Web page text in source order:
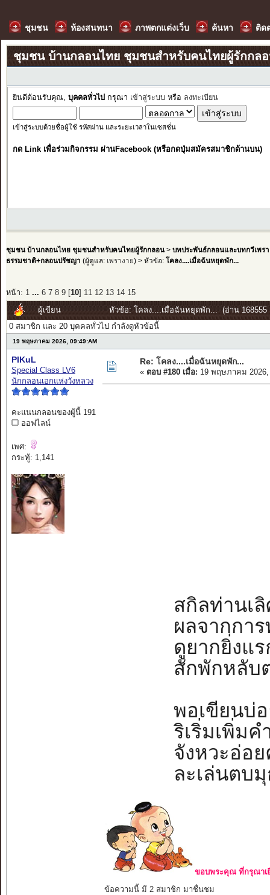
ชุมชน ห้องสนทนา ภาพตกแต่งเว็บ ค้นหา ติด
ชุมชน บ้านกลอนไทย ชุมชนสำหรับคนไทยผู้รักกล
ยินดีต้อนรับคุณ, บุคคลทั่วไป กรุณา เข้าสู่ระบบ หรือ ลงทะเบียน
เข้าสู่ระบบด้วยชื่อผู้ใช้ รหัสผ่าน และระยะเวลาในเซสชั่น
กด Link เพื่อร่วมกิจกรรม ผ่านFacebook (หรือกดปุ่มสมัครสมาชิกด้านบน)
ชุมชน บ้านกลอนไทย ชุมชนสำหรับคนไทยผู้รักกลอน> บทประพันธ์กลอนและบทกวีเพรา
ธรรมชาติ+กลอนปรัชญา (ผู้ดูแล: เพรางาย) > หัวข้อ: โคลง....เมื่อฉันหยุดพัก...
หน้า: 1 ... 6 7 8 9[ 10] 11 12 13 14 15
ผู้เขียน
หัวข้อ: โคลง....เมื่อฉันหยุดพัก... (อ่าน 168555
0 สมาชิก และ 20 บุคคลทั่วไป กำลังดูหัวข้อนี้
19 พฤษภาคม 2026, 09:49:AM
PIKuL
Special Class LV6
นักกลอนเอกแห่งวังหลวง
คะแนนกลอนของผู้นี้ 191
ออฟไลน์
เพศ:
กระทู้: 1,141
Re: โคลง....เมื่อฉันหยุดพัก...
« ตอบ #180 เมื่อ: 19 พฤษภาคม 2026,
สกิลท่านเ
ผลจากกา
ดูยากยิ่งแ
สักพักหลับ
พอเขียนบ่
ริเริ่มเพิ่มค
จังหวะอ่อ
ละเล่นตบ
ขอบพระคุณ ที่กรุณาเ
ข้อความนี้ มี 2 สมาชิก มาชื่นชม